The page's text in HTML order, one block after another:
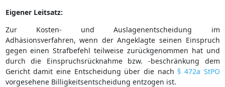
Eigener Leitsatz:
Zur Kosten- und Auslagenentscheidung im
Adhäsionsverfahren, wenn der Angeklagte seinen Einspruch
gegen einen Strafbefehl teilweise zurückgenommen hat und
durch die Einspruchsrücknahme bzw. -beschränkung dem
Gericht damit eine Entscheidung über die nach § 472a StPO
vorgesehene Billigkeitsentscheidung entzogen ist.